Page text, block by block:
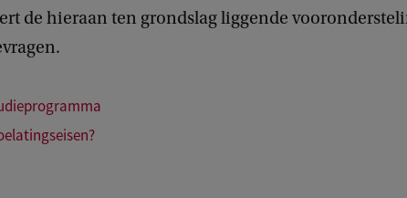
de hieraan ten grondslag liggende